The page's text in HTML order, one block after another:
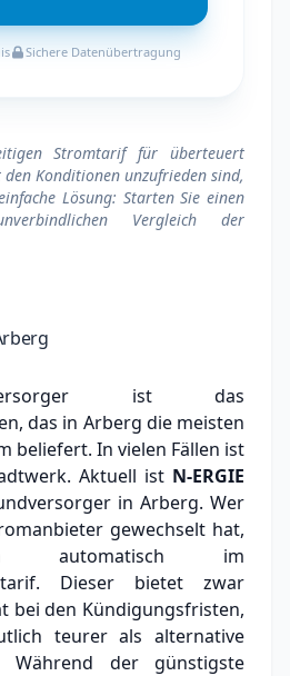
Sichere Datenübertragung
Stromtarif für überteuert
Konditionen unzufrieden sind,
Lösung: Starten Sie einen
Vergleich der
ist das
das in Arberg die meisten
beliefert. In vielen Fällen ist
Aktuell ist N-ERGIE
in Arberg. Wer
gewechselt hat,
automatisch im
Dieser bietet zwar
bei den Kündigungsfristen,
teurer als alternative
Während der günstigste